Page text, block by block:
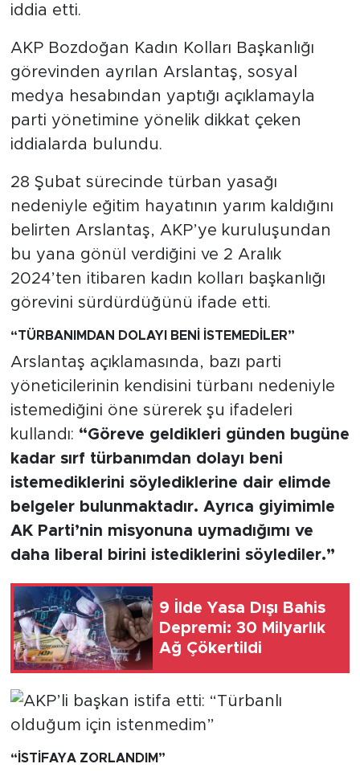
iddia etti.
AKP Bozdoğan Kadın Kolları Başkanlığı
görevinden ayrılan Arslantaş, sosyal
medya hesabından yaptığı açıklamayla
parti yönetimine yönelik dikkat çeken
iddialarda bulundu.
28 Şubat sürecinde türban yasağı
nedeniyle eğitim hayatının yarım kaldığını
belirten Arslantaş, AKP’ye kuruluşundan
bu yana gönül verdiğini ve 2 Aralık
2024’ten itibaren kadın kolları başkanlığı
görevini sürdürdüğünü ifade etti.
“TÜRBANIMDAN DOLAYI BENİ İSTEMEDİLER”
Arslantaş açıklamasında, bazı parti
yöneticilerinin kendisini türbanı nedeniyle
istemediğini öne sürerek şu ifadeleri
kullandı: “Göreve geldikleri günden bugüne
kadar sırf türbanımdan dolayı beni
istemediklerini söylediklerine dair elimde
belgeler bulunmaktadır. Ayrıca giyimimle
AK Parti’nin misyonuna uymadığımı ve
daha liberal birini istediklerini söylediler.”
9 İlde Yasa Dışı Bahis
Depremi: 30 Milyarlık
Ağ Çökertildi
“İSTİFAYA ZORLANDIM”
TARİHTEN GÜNÜMÜZE
TARİH
KADIN
SİYASET
MEDYA KÖŞESİ
VİDEOLAR
SOSYAL MEDYA